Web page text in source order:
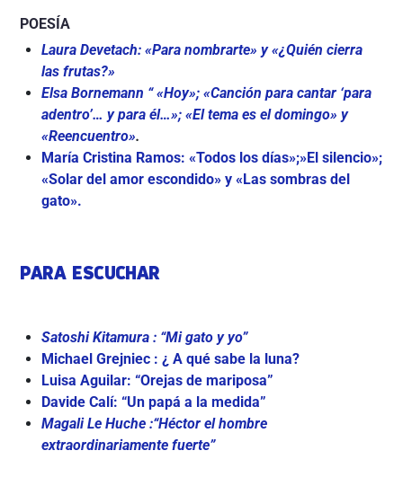
POESÍA
Laura Devetach: «Para nombrarte» y «¿Quién cierra
las frutas?»
Elsa Bornemann “ «Hoy»; «Canción para cantar ‘para
adentro’… y para él…»; «El tema es el domingo» y
«Reencuentro».
María Cristina Ramos: «Todos los días»;»El silencio»;
«Solar del amor escondido» y «Las sombras del
gato».
PARA ESCUCHAR
Satoshi Kitamura : “Mi gato y yo”
Michael Grejniec : ¿ A qué sabe la luna?
Luisa Aguilar: “Orejas de mariposa”
Davide Calí: “Un papá a la medida”
Magali Le Huche :“Héctor el hombre
extraordinariamente fuerte”